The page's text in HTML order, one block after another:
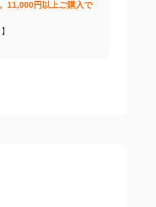
11,000円以上ご購入で